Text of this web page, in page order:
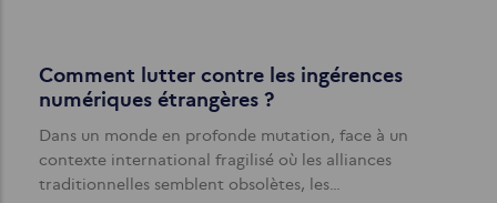
Comment lutter contre les ingérences
numériques étrangères ?
Dans un monde en profonde mutation, face à un
contexte international fragilisé où les alliances
traditionnelles semblent obsolètes, les…